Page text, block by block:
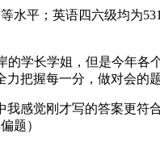
水平；英语四六级均为
学长学姐，但是今年
把握每一分，做对会的
感觉刚才写的答案更
题）